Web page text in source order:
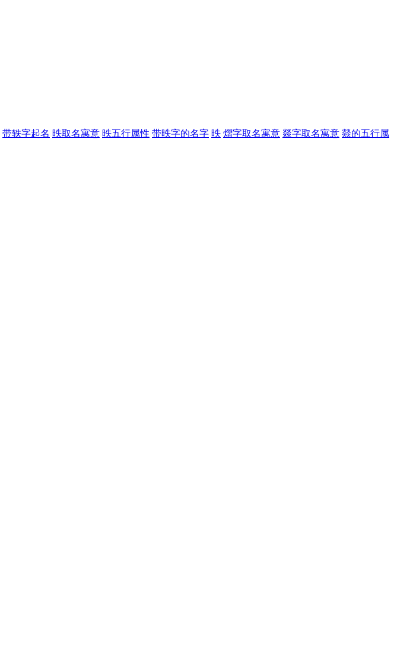
带轶字起名 昳取名寓意 昳五行属性 带昳字的名字 昳 熠字取名寓意 燚字取名寓意 燚的五行属